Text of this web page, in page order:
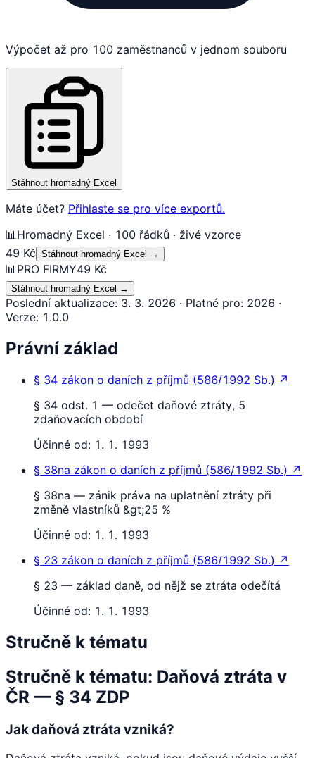
Výpočet až pro 100 zaměstnanců v jednom souboru
Stáhnout hromadný Excel
Máte účet? Přihlaste se pro více exportů.
📊Hromadný Excel · 100 řádků · živé vzorce
49 Kč Stáhnout hromadný Excel →
📊PRO FIRMY49 Kč
Stáhnout hromadný Excel →
Poslední aktualizace: 3. 3. 2026 · Platné pro: 2026 ·
Verze: 1.0.0
Právní základ
§ 34 zákon o daních z příjmů (586/1992 Sb.) ↗
§ 34 odst. 1 — odečet daňové ztráty, 5
zdaňovacích období
Účinné od: 1. 1. 1993
§ 38na zákon o daních z příjmů (586/1992 Sb.) ↗
§ 38na — zánik práva na uplatnění ztráty při
změně vlastníků &gt;25 %
Účinné od: 1. 1. 1993
§ 23 zákon o daních z příjmů (586/1992 Sb.) ↗
§ 23 — základ daně, od nějž se ztráta odečítá
Účinné od: 1. 1. 1993
Stručně k tématu
Stručně k tématu: Daňová ztráta v
ČR — § 34 ZDP
Jak daňová ztráta vzniká?